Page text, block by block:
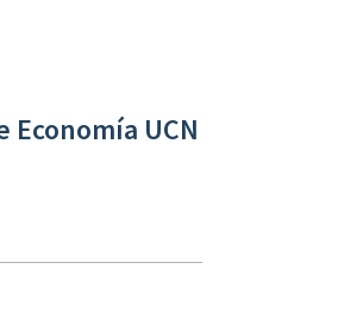
Economía UCN